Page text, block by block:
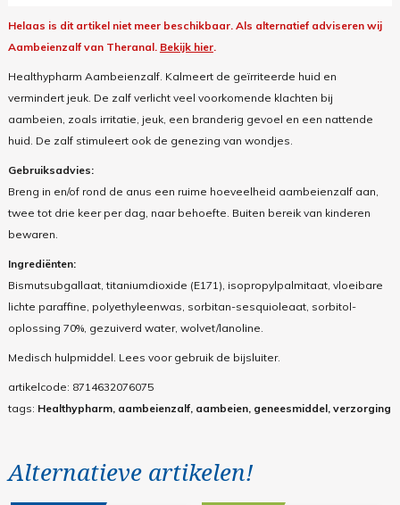
Helaas is dit artikel niet meer beschikbaar. Als alternatief adviseren wij
Aambeienzalf van Theranal. Bekijk hier.
Healthypharm Aambeienzalf. Kalmeert de geïrriteerde huid en
vermindert jeuk. De zalf verlicht veel voorkomende klachten bij
aambeien, zoals irritatie, jeuk, een branderig gevoel en een nattende
huid. De zalf stimuleert ook de genezing van wondjes.
Gebruiksadvies:
Breng in en/of rond de anus een ruime hoeveelheid aambeienzalf aan,
twee tot drie keer per dag, naar behoefte. Buiten bereik van kinderen
bewaren.
Ingrediënten:
Bismutsubgallaat, titaniumdioxide (E171), isopropylpalmitaat, vloeibare
lichte paraffine, polyethyleenwas, sorbitan-sesquioleaat, sorbitol-
oplossing 70%, gezuiverd water, wolvet/lanoline.
Medisch hulpmiddel. Lees voor gebruik de bijsluiter.
artikelcode: 8714632076075
tags: Healthypharm, aambeienzalf, aambeien, geneesmiddel, verzorging
Alternatieve artikelen!